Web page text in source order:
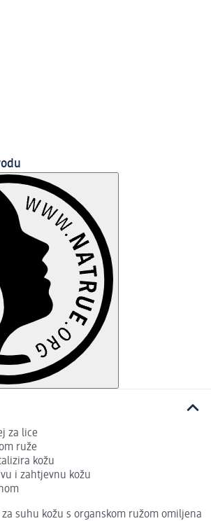
za lice
ruže
kožu
i zahtjevnu kožu
suhu kožu s organskom ružom omiljena